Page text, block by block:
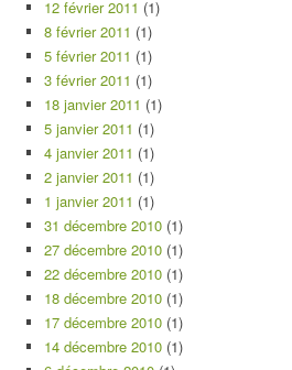
12 février 2011 (1)
8 février 2011 (1)
5 février 2011 (1)
3 février 2011 (1)
18 janvier 2011 (1)
5 janvier 2011 (1)
4 janvier 2011 (1)
2 janvier 2011 (1)
1 janvier 2011 (1)
31 décembre 2010 (1)
27 décembre 2010 (1)
22 décembre 2010 (1)
18 décembre 2010 (1)
17 décembre 2010 (1)
14 décembre 2010 (1)